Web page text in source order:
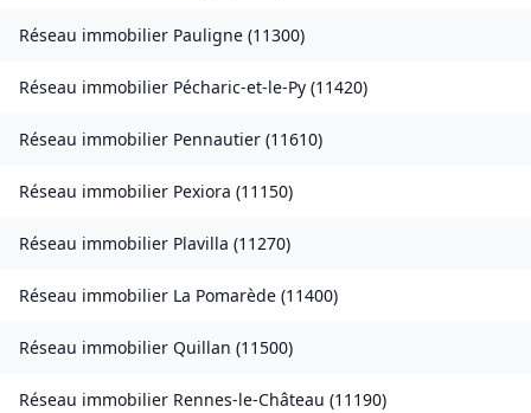
Réseau immobilier Pauligne (11300)
Réseau immobilier Pécharic-et-le-Py (11420)
Réseau immobilier Pennautier (11610)
Réseau immobilier Pexiora (11150)
Réseau immobilier Plavilla (11270)
Réseau immobilier La Pomarède (11400)
Réseau immobilier Quillan (11500)
Réseau immobilier Rennes-le-Château (11190)